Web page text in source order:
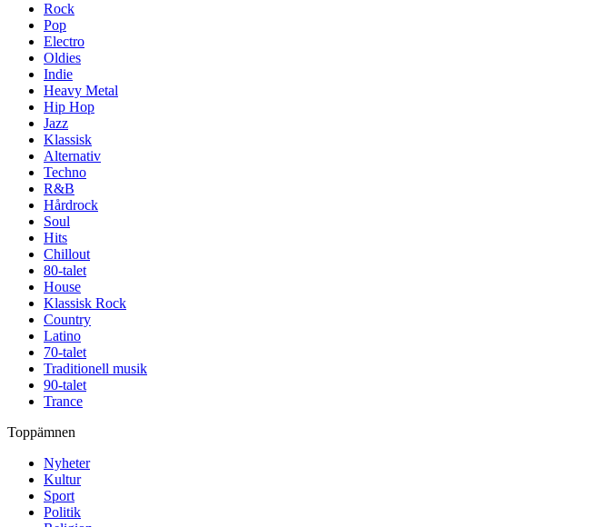
Rock
Pop
Electro
Oldies
Indie
Heavy Metal
Hip Hop
Jazz
Klassisk
Alternativ
Techno
R&B
Hårdrock
Soul
Hits
Chillout
80-talet
House
Klassisk Rock
Country
Latino
70-talet
Traditionell musik
90-talet
Trance
Toppämnen
Nyheter
Kultur
Sport
Politik